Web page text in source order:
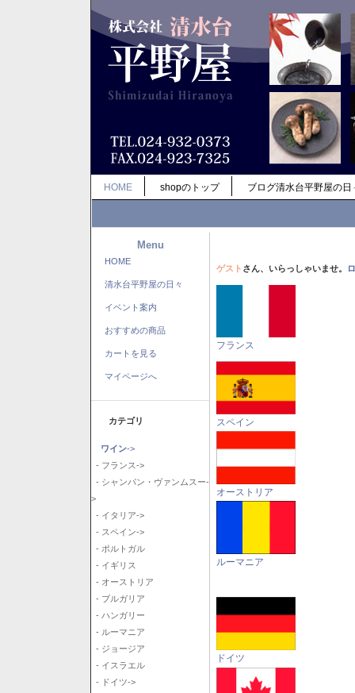
HOME shopのトップ ブログ清水台平野屋の日
Menu
HOME
清水台平野屋の日々
イベント案内
おすすめの商品
カートを見る
マイページへ
カテゴリ
ワイン->
- フランス->
- シャンパン・ヴァンムスー-
>
- イタリア->
- スペイン->
- ポルトガル
- イギリス
- オーストリア
- ブルガリア
- ハンガリー
- ルーマニア
- ジョージア
- イスラエル
- ドイツ->
ゲスト さん、いらっしゃいませ。
フランス
スペイン
オーストリア
ルーマニア
ドイツ